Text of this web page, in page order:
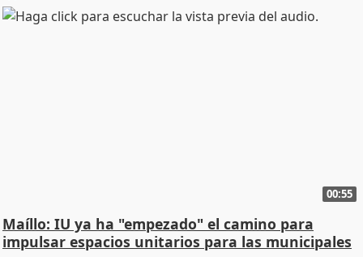
00:55
Maíllo: IU ya ha "empezado" el camino para
impulsar espacios unitarios para las municipales